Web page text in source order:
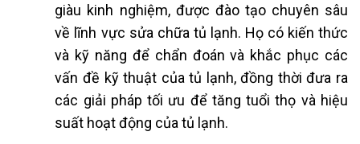
giàu kinh nghiệm, được đào tạo chuyên sâu
về lĩnh vực sửa chữa tủ lạnh. Họ có kiến thức
và kỹ năng để chẩn đoán và khắc phục các
vấn đề kỹ thuật của tủ lạnh, đồng thời đưa ra
các giải pháp tối ưu để tăng tuổi thọ và hiệu
suất hoạt động của tủ lạnh.